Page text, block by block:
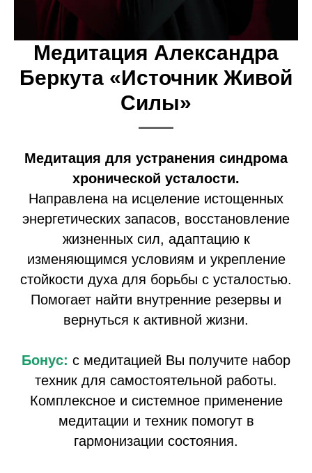
Медитация Александра
Беркута «Источник Живой
Силы»
Медитация для устранения синдрома
хронической усталости.
Направлена на исцеление истощенных
энергетических запасов, восстановление
жизненных сил, адаптацию к
изменяющимся условиям и укрепление
стойкости духа для борьбы с усталостью.
Помогает найти внутренние резервы и
вернуться к активной жизни.
Бонус: с медитацией Вы получите набор
техник для самостоятельной работы.
Комплексное и системное применение
медитации и техник помогут в
гармонизации состояния.